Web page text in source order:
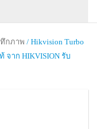
ทึกภาพ / Hikvision Turbo
จาก HIKVISION รับ